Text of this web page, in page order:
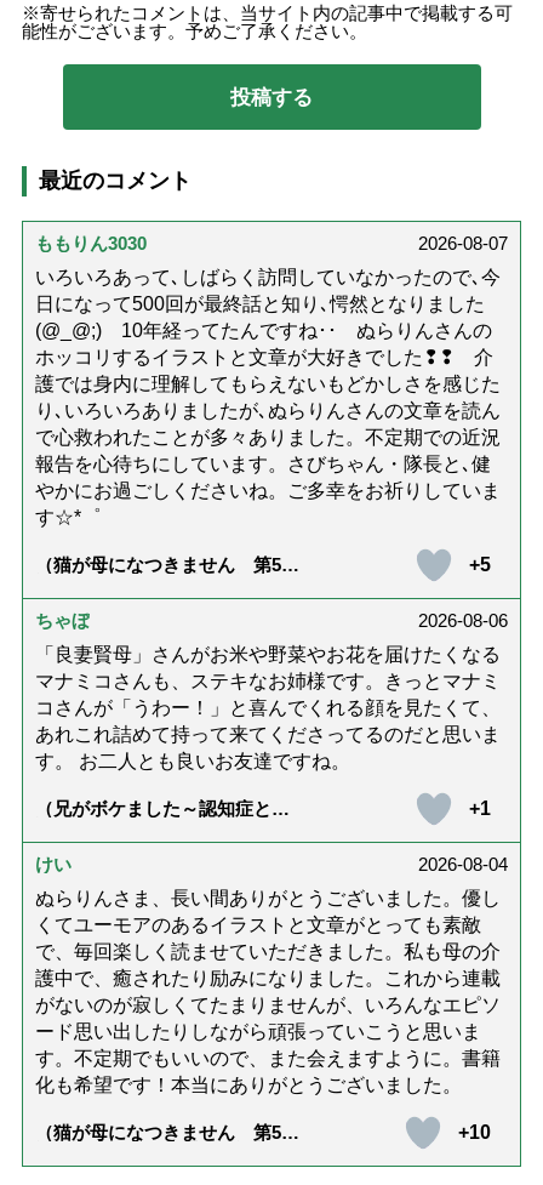
寄せられたコメントは、当サイト内の記事中で掲載する可
能性がございます。予めご了承ください。
最近のコメント
ももりん3030
2026-08-07
いろいろあって､しばらく訪問していなかったので､今
日になって500回が最終話と知り､愕然となりました
(@_@;) 10年経ってたんですね･･ ぬらりんさんの
ホッコリするイラストと文章が大好きでした❢❢ 介
護では身内に理解してもらえないもどかしさを感じた
り､いろいろありましたが､ぬらりんさんの文章を読ん
で心救われたことが多々ありました。不定期での近況
報告を心待ちにしています。さびちゃん・隊長と､健
やかにお過ごしくださいね。ご多幸をお祈りしていま
す☆*゜
（猫が母になつきません 第500
+5
ちゃぼ
2026-08-06
「良妻賢母」さんがお米や野菜やお花を届けたくなる
マナミコさんも、ステキなお姉様です。きっとマナミ
コさんが「うわー！」と喜んでくれる顔を見たくて、
あれこれ詰めて持って来てくださってるのだと思いま
す。 お二人とも良いお友達ですね。
（兄がボケました～認知症と介
達』が届きました」）
+1
けい
2026-08-04
ぬらりんさま、長い間ありがとうございました。優し
くてユーモアのあるイラストと文章がとっても素敵
で、毎回楽しく読ませていただきました。私も母の介
護中で、癒されたり励みになりました。これから連載
がないのが寂しくてたまりませんが、いろんなエピソ
ード思い出したりしながら頑張っていこうと思いま
す。不定期でもいいので、また会えますように。書籍
化も希望です！本当にありがとうございました。
（猫が母になつきません 第500
+10